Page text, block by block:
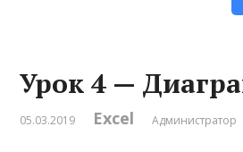
Урок 4 —
05.03.2019 Excel Администратор